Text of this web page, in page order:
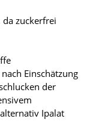
zuckerfrei
Einschätzung
der
Ipalat